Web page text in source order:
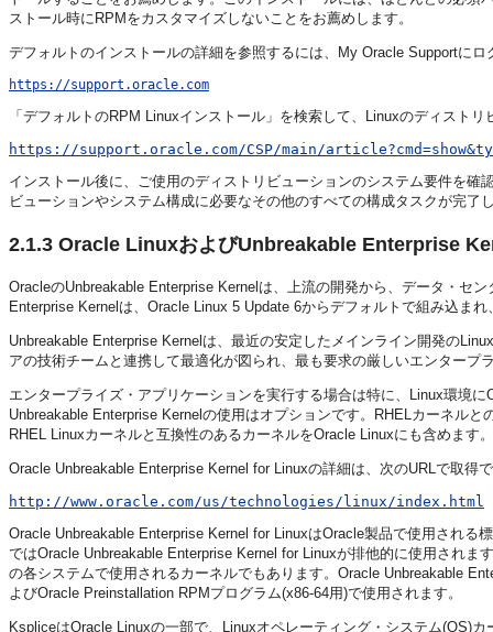
ストール時にRPMをカスタマイズしないことをお薦めします。
デフォルトのインストールの詳細を参照するには、My Oracle Supportにロ
https://support.oracle.com
「デフォルトのRPM Linuxインストール」を検索して、Linuxのディスト
https://support.oracle.com/CSP/main/
インストール後に、ご使用のディストリビューションのシステム要件を
ビューションやシステム構成に必要なその他のすべての構成タスクが完了
2.1.3 Oracle LinuxおよびUnbreakable Enterprise
OracleのUnbreakable Enterprise Kernelは、上流の開発から、データ・セ
Enterprise Kernelは、Oracle Linux 5 Update 6からデフォルトで組み込ま
Unbreakable Enterprise Kernelは、最近の安定したメインライン開発の
アの技術チームと連携して最適化が図られ、最も要求の厳しいエンター
エンタープライズ・アプリケーションを実行する場合は特に、Linux環境
Unbreakable Enterprise Kernelの使用はオプションです。RHELカーネル
RHEL Linuxカーネルと互換性のあるカーネルをOracle Linuxにも含めます。
Oracle Unbreakable Enterprise Kernel for Linuxの詳細は、次のURLで取得
http://www.oracle.com/us/technologies/linux/index.html
Oracle Unbreakable Enterprise Kernel for LinuxはOracle製品で使用され
ではOracle Unbreakable Enterprise Kernel for Linuxが排他的に使用され
の各システムで使用されるカーネルでもあります。Oracle Unbreakable
よびOracle Preinstallation RPMプログラム(x86-64用)で使用されます。
KspliceはOracle Linuxの一部で、Linuxオペレーティング・システム(OS)